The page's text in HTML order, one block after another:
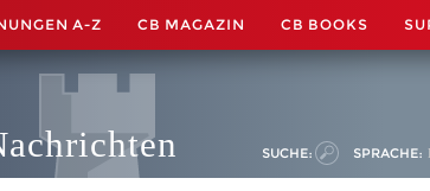
A-Z CB MAGAZIN CB BOOKS
SUCHE: SPRACHE: